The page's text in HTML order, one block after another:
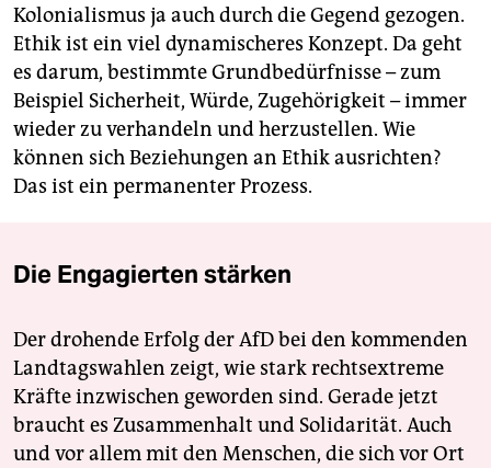
Kolonialismus ja auch durch die Gegend gezogen.
Ethik ist ein viel dynamischeres Konzept. Da geht
es darum, bestimmte Grundbedürfnisse – zum
Beispiel Sicherheit, Würde, Zugehörigkeit – immer
wieder zu verhandeln und herzustellen. Wie
können sich Beziehungen an Ethik ausrichten?
Das ist ein permanenter Prozess.
Die Engagierten stärken
Der drohende Erfolg der AfD bei den kommenden
Landtagswahlen zeigt, wie stark rechtsextreme
Kräfte inzwischen geworden sind. Gerade jetzt
braucht es Zusammenhalt und Solidarität. Auch
und vor allem mit den Menschen, die sich vor Ort